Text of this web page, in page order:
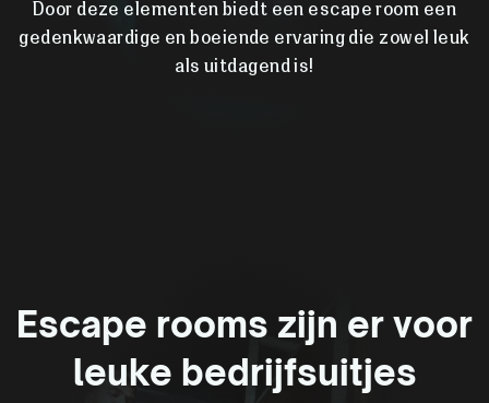
Door deze elementen biedt een escape room een
gedenkwaardige en boeiende ervaring die zowel leuk
als uitdagend is!
Escape rooms zijn er voor
leuke bedrijfsuitjes